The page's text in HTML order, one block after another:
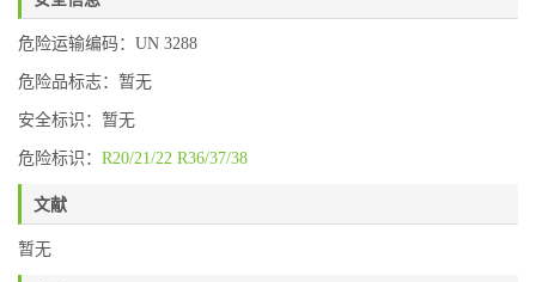
危险运输编码：UN 3288
危险品标志：暂无
安全标识：暂无
危险标识： R20/21/22 R36/37/38
文献
暂无